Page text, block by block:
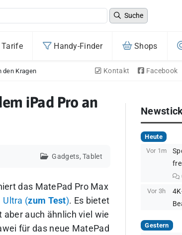
Suche
Tarife Handy-Finder Shops
den Kragen Kontakt Facebook
iPad Pro an
Gadgets,Tablet
das MatePad Pro Max
Ultra (zum Test). Es bietet
aber auch ähnlich viel wie
für das neue MatePad
Heute
Vor 1m
Vor 3h
Gestern